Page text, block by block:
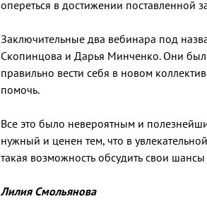
опереться в достижении поставленной
Заключительные два вебинара под
Скопинцова и Дарья Минченко. Они
правильно вести себя в новом
помочь.
Все это было невероятным и
нужный и ценен тем, что в
такая возможность обсудить свои
Лилия Смольянова